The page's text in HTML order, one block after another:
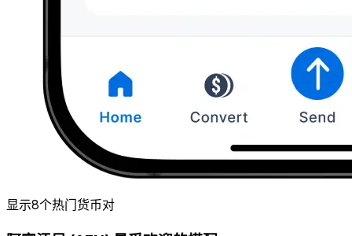
显示8个热门货币对